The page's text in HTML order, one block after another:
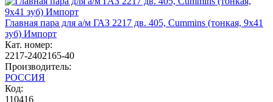
Главная пара для а/м ГАЗ 2217 дв. 405, Cummins (тонкая, 9х41
зуб) Импорт
Кат. номер:
2217-2402165-40
Производитель:
РОССИЯ
Код:
110416